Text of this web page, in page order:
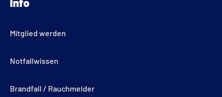
a
k
Mitglied werden
Notfallwissen
Brandfall / Rauchmelder